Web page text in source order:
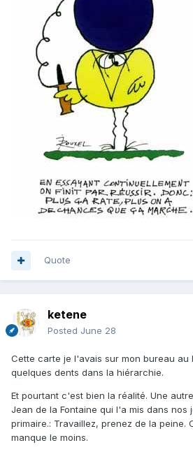
Quote
ketene
Posted June 28
Cette carte je l'avais sur mon bureau au
quelques dents dans la hiérarchie.
Et pourtant c'est bien la réalité. Une
Jean de la Fontaine qui l'a mis dans
primaire.: Travaillez, prenez de la peine.
manque le moins.